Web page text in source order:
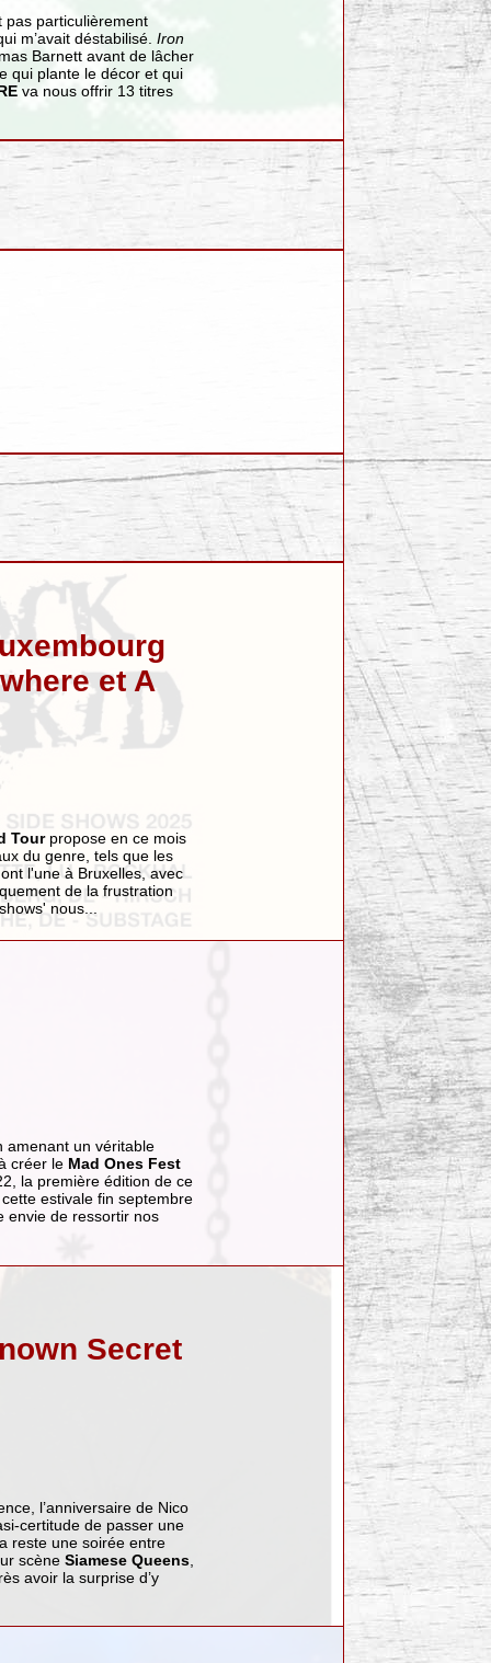
pas particulièrement
m’avait déstabilisé. Iron
Barnett avant de lâcher
qui plante le décor et qui
va nous offrir 13 titres
et A
Tourpropose en ce mois
du genre, tels que les
l'une à Bruxelles, avec
de la frustration
nous...
amenant un véritable
créer le Mad Ones Fest
la première édition de ce
estivale fin septembre
envie de ressortir nos
Secret
l’anniversaire de Nico
certitude de passer une
reste une soirée entre
scène Siamese Queens,
avoir la surprise d’y